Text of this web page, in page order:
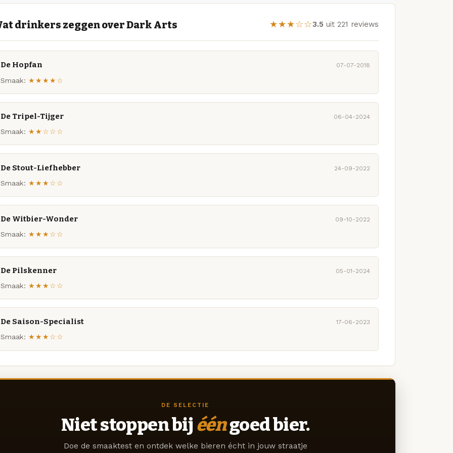
drinkers zeggen over Dark Arts ★★★☆☆3.5 uit 221 reviews
De Hopfan 07-07-2018
Smaak: ★★★★☆
De Tripel-Tijger 06-04-2024
Smaak: ★★☆☆☆
De Stout-Liefhebber 24-09-2022
Smaak: ★★★☆☆
De Witbier-Wonder 09-10-2022
Smaak: ★★★☆☆
De Pilskenner 05-01-2024
Smaak: ★★★☆☆
De Saison-Specialist 17-06-2023
Smaak: ★★★☆☆
DE SELECTIE
Niet stoppen bij ééngoed bier.
Doe de smaaktest en ontdek welke bieren écht in jouw straatje